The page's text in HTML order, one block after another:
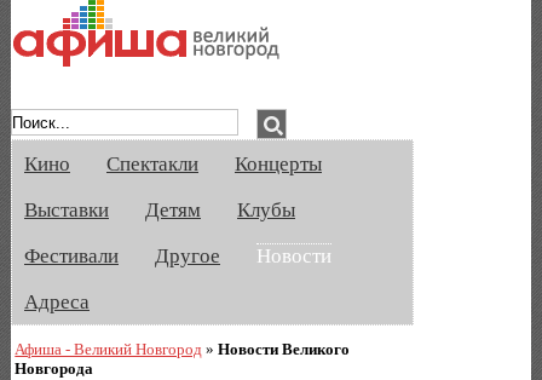
Кино Спектакли
Концерты
Выставки
Детям
Клубы
Фестивали
Другое
Новости
Адреса
Афиша - Великий Новгород »Новости Великого
Новгорода